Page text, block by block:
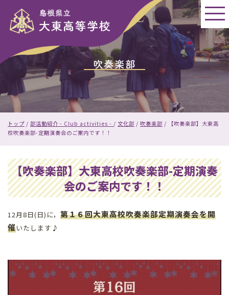
吹奏楽部
現
在
置：
トップ / 部活動紹介 - Club activities - / 文化部 / 吹奏楽部 /
【吹奏楽部】大東高
校吹奏楽部-定期演奏会のご案内です！！
【吹奏楽部】大東高校吹奏楽部-定期演奏
会のご案内です！！
12月8日(日)に， 第１６回大東高校吹奏楽部定期演奏会を開
催いたします♪